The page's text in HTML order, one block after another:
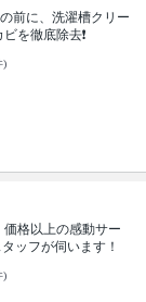
前に、洗濯槽クリー
を徹底除去❗️
)
格以上の感動サー
ッフが伺います！
)